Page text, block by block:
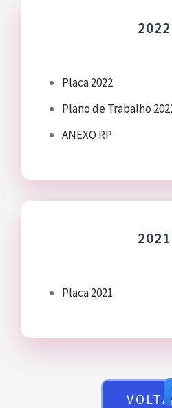
2022
Placa 2022
Plano de Trabalho
ANEXO RP
2021
Placa 2021